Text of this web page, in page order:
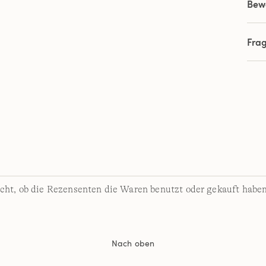
ob die Rezensenten die Waren benutzt oder gekauft
Nach oben